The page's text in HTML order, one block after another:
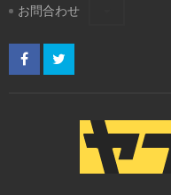
お問合わせ